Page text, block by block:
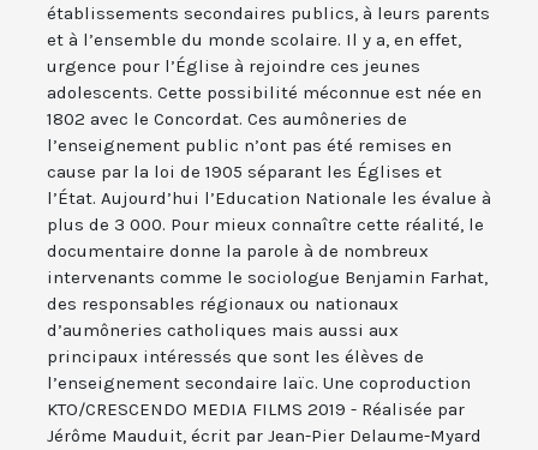
établissements secondaires publics, à leurs parents
et à l’ensemble du monde scolaire. Il y a, en effet,
urgence pour l’Église à rejoindre ces jeunes
adolescents. Cette possibilité méconnue est née en
1802 avec le Concordat. Ces aumôneries de
l’enseignement public n’ont pas été remises en
cause par la loi de 1905 séparant les Églises et
l’État. Aujourd’hui l’Education Nationale les évalue à
plus de 3 000. Pour mieux connaître cette réalité, le
documentaire donne la parole à de nombreux
intervenants comme le sociologue Benjamin Farhat,
des responsables régionaux ou nationaux
d’aumôneries catholiques mais aussi aux
principaux intéressés que sont les élèves de
l’enseignement secondaire laïc. Une coproduction
KTO/CRESCENDO MEDIA FILMS 2019 - Réalisée par
Jérôme Mauduit, écrit par Jean-Pier Delaume-Myard